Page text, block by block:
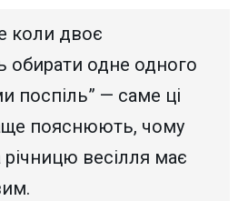
коли двоє
обирати одне одного
поспіль” — саме ці
пояснюють, чому
весілля має